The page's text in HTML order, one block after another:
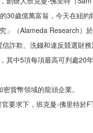
30歲億萬富翁，今天在紐
」（Alameda Research）
詐欺、洗錢和違反競選財
其中5項每項最高可判處20
貨幣領域的龍頭企業。
要求下，班克曼-佛里特於